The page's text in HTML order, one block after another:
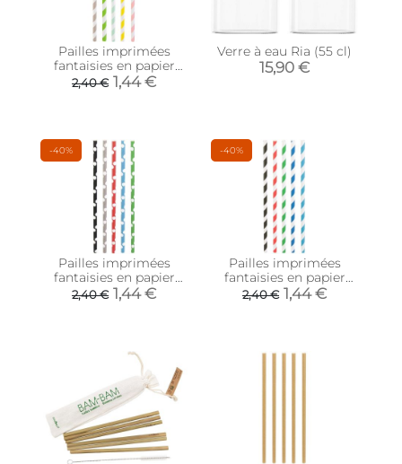
Pailles imprimées
fantaisies en papier
(Lot de 50) (Rayures
pastels)
2,40 € 1,44 €
Verre à eau Ria (55 cl)
15,90 €
-40%
Pailles imprimées
fantaisies en papier
(Lot de 50) (Pois vifs)
2,40 € 1,44 €
-40%
Pailles imprimées
fantaisies en papier
(Lot de 50) (Rayures
vives)
2,40 € 1,44 €